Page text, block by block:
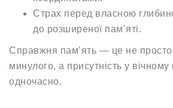
Страх перед власною
до розширеної пам’яті.
Справжня пам’ять — це не просто
минулого, а присутність у вічному
одночасно.